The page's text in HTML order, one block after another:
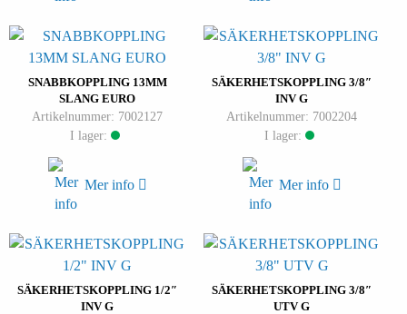
SNABBKOPPLING 13MM
SLANG EURO
Artikelnummer: 7002127
I lager:
Mer info
SÄKERHETSKOPPLING 3/8″
INV G
Artikelnummer: 7002204
I lager:
Mer info
SÄKERHETSKOPPLING 1/2″
INV G
SÄKERHETSKOPPLING 3/8″
UTV G